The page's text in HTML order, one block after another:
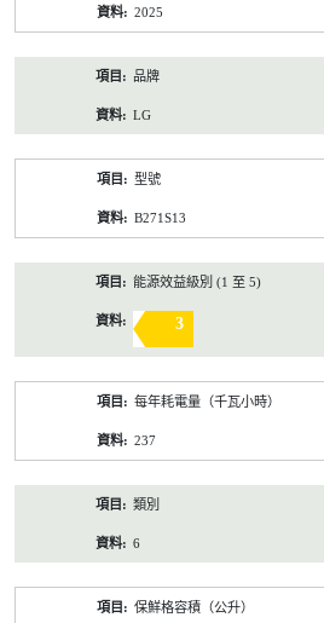
2025
品牌
LG
型號
B271S13
能源效益級別 (1 至 5)
3
每年耗電量（千瓦小時）
237
類別
6
保鮮格容積（公升）